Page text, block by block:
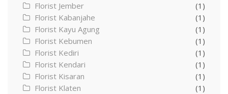
Florist Jember
(1)
Florist Kabanjahe
(1)
Florist Kayu Agung
(1)
Florist Kebumen
(1)
Florist Kediri
(1)
Florist Kendari
(1)
Florist Kisaran
(1)
Florist Klaten
(1)